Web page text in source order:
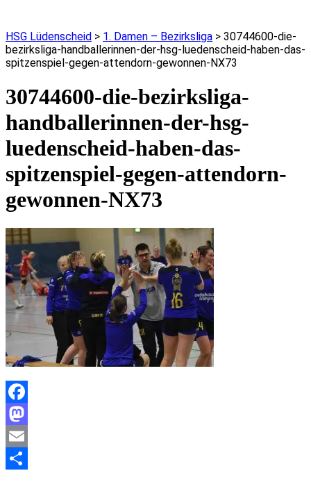
HSG Lüdenscheid > 1. Damen – Bezirksliga > 30744600-die-
bezirksliga-handballerinnen-der-hsg-luedenscheid-haben-das-
spitzenspiel-gegen-attendorn-gewonnen-NX73
30744600-die-bezirksliga-
handballerinnen-der-hsg-
luedenscheid-haben-das-
spitzenspiel-gegen-attendorn-
gewonnen-NX73
Facebook
Mastodon
Email